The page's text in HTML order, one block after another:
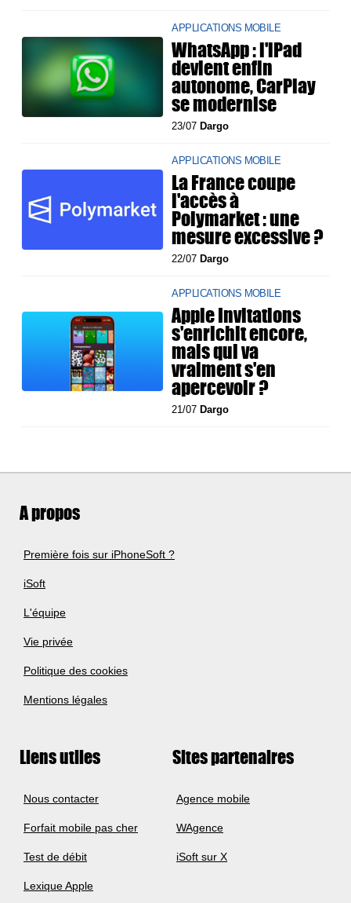
APPLICATIONS MOBILE
WhatsApp : l'iPad
devient enfin
autonome, CarPlay
se modernise
23/07 Dargo
APPLICATIONS MOBILE
La France coupe
l'accès à
Polymarket : une
mesure excessive ?
22/07 Dargo
APPLICATIONS MOBILE
Apple Invitations
s'enrichit encore,
mais qui va
vraiment s'en
apercevoir ?
21/07 Dargo
A propos
Première fois sur iPhoneSoft ?
iSoft
L'équipe
Vie privée
Politique des cookies
Mentions légales
Liens utiles
Nous contacter
Forfait mobile pas cher
Test de débit
Lexique Apple
Sites partenaires
Agence mobile
WAgence
iSoft sur X